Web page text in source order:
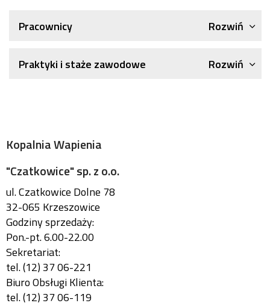
Pracownicy Rozwiń
Praktyki i staże zawodowe Rozwiń
Kopalnia Wapienia
"Czatkowice" sp. z o.o.
ul. Czatkowice Dolne 78
32-065 Krzeszowice
Godziny sprzedaży:
Pon.-pt. 6.00-22.00
Sekretariat:
tel. (12) 37 06-221
Biuro Obsługi Klienta:
tel. (12) 37 06-119